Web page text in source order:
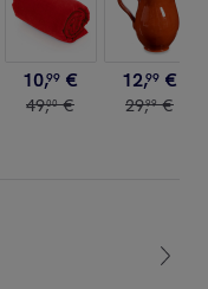
10,99 €
49,00 €
12,99 €
29,99 €